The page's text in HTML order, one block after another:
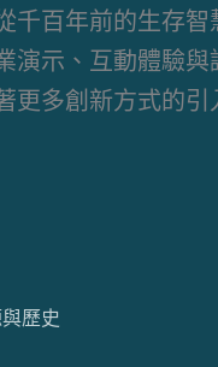
千百年前的生存
演示、互動體驗
更多創新方式的
歷史